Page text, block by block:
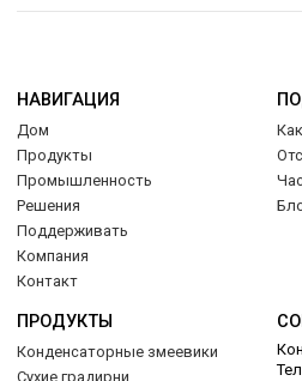
НАВИГАЦИЯ
Дом
Продукты
Промышленность
Решения
Поддерживать
Компания
Контакт
ПРОДУКТЫ
Конденсаторные змеевики
Сухие градирни